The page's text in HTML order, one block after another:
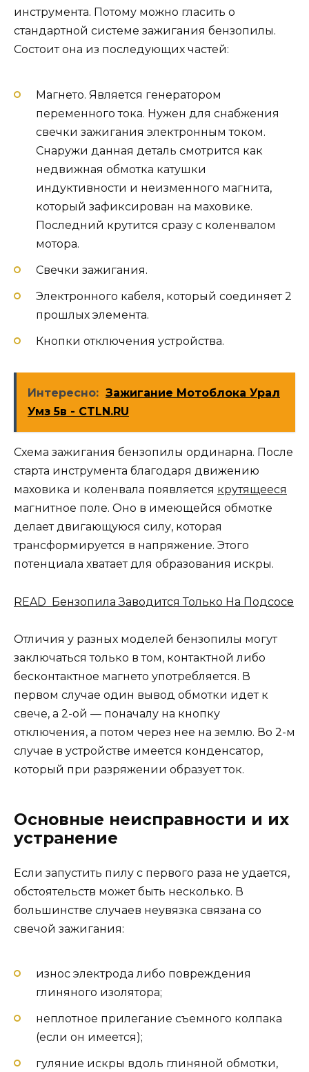
инструмента. Потому можно гласить о
стандартной системе зажигания бензопилы.
Состоит она из последующих частей:
Магнето. Является генератором
переменного тока. Нужен для снабжения
свечки зажигания электронным током.
Снаружи данная деталь смотрится как
недвижная обмотка катушки
индуктивности и неизменного магнита,
который зафиксирован на маховике.
Последний крутится сразу с коленвалом
мотора.
Свечки зажигания.
Электронного кабеля, который соединяет 2
прошлых элемента.
Кнопки отключения устройства.
Интересно: Зажигание Мотоблока Урал
Умз 5в - CTLN.RU
Схема зажигания бензопилы ординарна. После
старта инструмента благодаря движению
маховика и коленвала появляется крутящееся
магнитное поле. Оно в имеющейся обмотке
делает двигающуюся силу, которая
трансформируется в напряжение. Этого
потенциала хватает для образования искры.
READ Бензопила Заводится Только На Подсосе
Отличия у разных моделей бензопилы могут
заключаться только в том, контактной либо
бесконтактное магнето употребляется. В
первом случае один вывод обмотки идет к
свече, а 2-ой — поначалу на кнопку
отключения, а потом через нее на землю. Во 2-м
случае в устройстве имеется конденсатор,
который при разряжении образует ток.
Основные неисправности и их
устранение
Если запустить пилу с первого раза не удается,
обстоятельств может быть несколько. В
большинстве случаев неувязка связана со
свечой зажигания:
износ электрода либо повреждения
глиняного изолятора;
неплотное прилегание съемного колпака
(если он имеется);
гуляние искры вдоль глиняной обмотки,